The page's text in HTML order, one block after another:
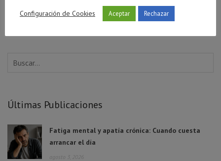
Últimas Publicaciones
Fatiga mental y apatía crónica: Cuando cuesta
arrancar el día
agosto 3, 2026
Configuración de Cookies Aceptar Rechazar